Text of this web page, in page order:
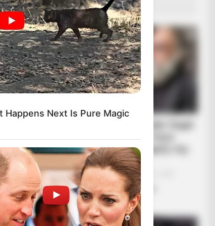
ΔΗΜΟΦΙΛΗ ΑΡΘΡΑ
σχολιάζοντας τον λόγο
Πούτιν: Είναι η έναρξη της
Νικηφόρας...
Κυριακή, 2 Οκτωβρίου 2022, 13:05
Συνέντευξη Alexander Dugin
σχολιάζοντας τον...
Happens Next Is Pure Magic
A Debate Nobody